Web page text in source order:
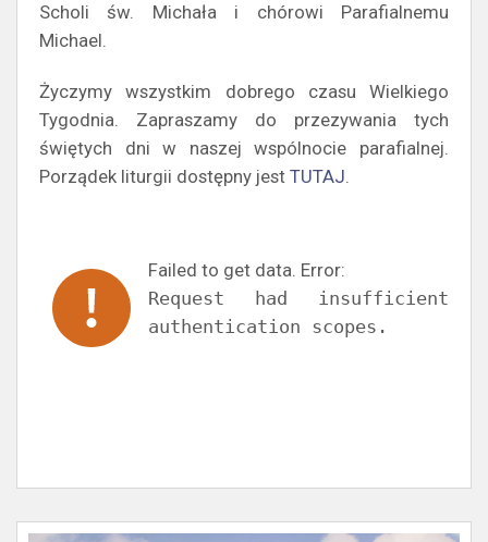
Scholi św. Michała i chórowi Parafialnemu
Michael.
Życzymy wszystkim dobrego czasu Wielkiego
Tygodnia. Zapraszamy do przezywania tych
świętych dni w naszej wspólnocie parafialnej.
Porządek liturgii dostępny jest TUTAJ.
Failed to get data. Error:
Request had insufficient
authentication scopes.